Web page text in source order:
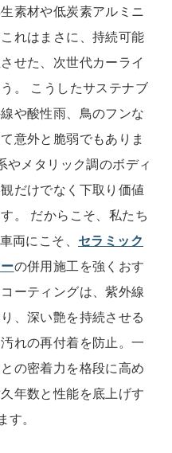
素材や低炭素アルミニ
れはまさに、持続可能
せた、次世代カーライ
。 こうしたサステナブ
や酸性雨、鳥のフンな
意外と脆弱でもありま
やメタリック調のボディ
だけでなく下取り価値
。 だからこそ、私たち
両にこそ、 セラミック
の併用施工を強くおす
ーティングは、紫外線
、深い艶を持続させる
れの再付着を防止。一
の密着力を格段に高め
年数と性能を底上げす
す。